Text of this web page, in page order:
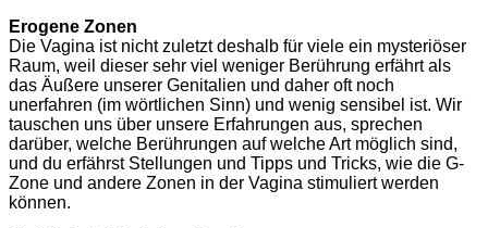
Erogene Zonen
Die Vagina ist nicht zuletzt deshalb für viele ein mysteriöser
Raum, weil dieser sehr viel weniger Berührung erfährt als
das Äußere unserer Genitalien und daher oft noch
unerfahren (im wörtlichen Sinn) und wenig sensibel ist. Wir
tauschen uns über unsere Erfahrungen aus, sprechen
darüber, welche Berührungen auf welche Art möglich sind,
und du erfährst Stellungen und Tipps und Tricks, wie die G-
Zone und andere Zonen in der Vagina stimuliert werden
können.